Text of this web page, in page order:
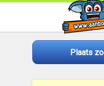
Plaats